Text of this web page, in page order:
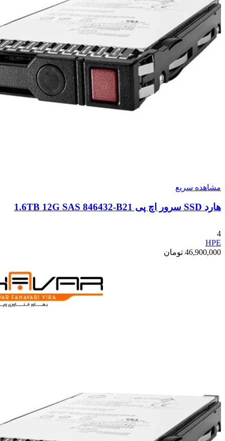
مشاهده سریع
هارد SSD سرور اچ پی 1.6TB 12G SAS 846432-B21
4
HPE
46,900,000 تومان